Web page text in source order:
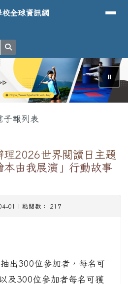
級中等學校全球資
全球資訊網
⏸
子報列表
理2026世界閱讀日主題
本由我展演」行動故事
01 | 點閱數： 217
出300位參加者，每名可
及300位參加者每名可獲